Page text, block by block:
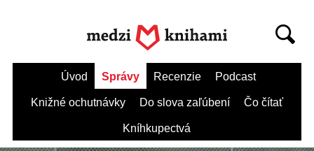
Úvod Správy Recenzie Podcast
Knižné ochutnávky Do slova zaľúbení Čo čítať
Kníhkupectvá